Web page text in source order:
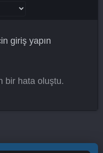
giriş yapın
bir hata oluştu.